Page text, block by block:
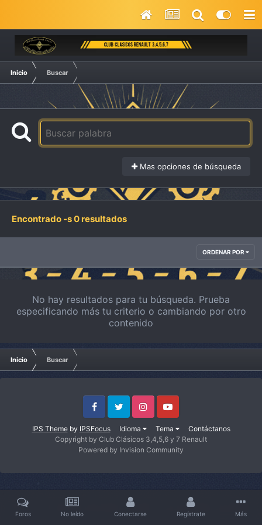
Inicio Buscar
Mas opciones de búsqueda
Encontrado -s 0 resultados
ORDENAR POR
No hay resultados para tu búsqueda. Prueba
especificando más tu criterio o cambiando por otro
contenido
Inicio Buscar
IPS Themeby IPSFocus Idioma Tema Contáctanos
FacebookTwitter InstagramYoutube
Copyright by Club Clásicos 3,4,5,6 y 7 Renault
Powered by Invision Community
Foros No leído Conectarse Regístrate Más